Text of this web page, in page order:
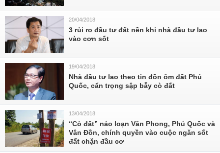
20/04/2018
3 rủi ro đầu tư đất nền khi nhà đầu tư lao
vào cơn sốt
19/04/2018
Nhà đầu tư lao theo tin đồn ôm đất Phú
Quốc, cẩn trọng sập bẫy cò đất
13/04/2018
“Cò đất” náo loạn Vân Phong, Phú Quốc và
Vân Đồn, chính quyền vào cuộc ngăn sốt
đất chặn đầu cơ